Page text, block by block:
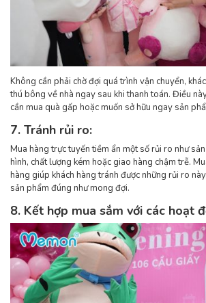
Không cần phải chờ đợi quá trình vận chuyển,
thú bông về nhà ngay sau khi thanh toán. Điều
cần mua quà gấp hoặc muốn sở hữu ngay sản
7. Tránh rủi ro:
Mua hàng trực tuyến tiềm ẩn một số rủi ro như
hình, chất lượng kém hoặc giao hàng chậm trễ.
hàng giúp khách hàng tránh được những rủi ro
sản phẩm đúng như mong đợi.
8. Kết hợp mua sắm với các hoạt